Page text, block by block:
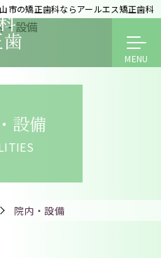
市の矯正歯科ならアールエス矯正歯科
設備
院内・設備